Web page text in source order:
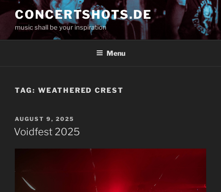
to
content
CONCERTSHOTS.DE
music shall be your inspiration
Menu
TAG: WEATHERED CREST
POSTED
ON
AUGUST 9, 2025
Voidfest 2025